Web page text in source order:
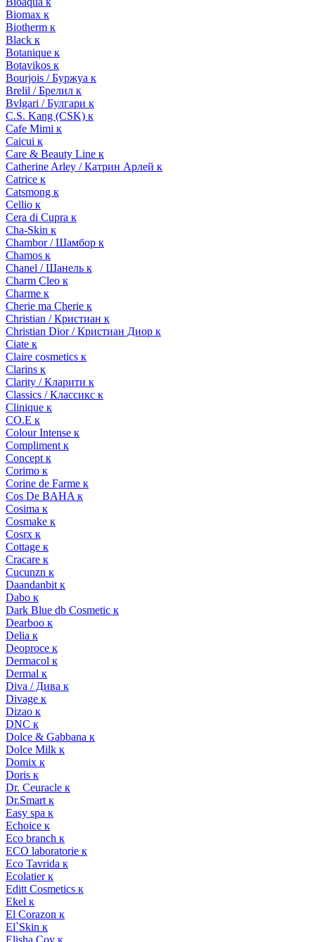
Biomax к
Biotherm к
Black к
Botanique к
Botavikos к
Bourjois / Буржуа к
Brelil / Брелил к
Bvlgari / Булгари к
C.S. Kang (CSK) к
Cafe Mimi к
Caicui к
Care & Beauty Line к
Catherine Arley / Катрин Арлей к
Catrice к
Catsmong к
Cellio к
Cera di Cupra к
Cha-Skin к
Chambor / Шамбор к
Chamos к
Chanel / Шанель к
Charm Cleo к
Charme к
Cherie ma Cherie к
Christian / Кристиан к
Christian Dior / Кристиан Диор к
Ciate к
Claire cosmetics к
Clarins к
Clarity / Кларити к
Classics / Классикс к
Clinique к
CO.E к
Colour Intense к
Compliment к
Concept к
Corimo к
Corine de Farme к
Cos De BAHA к
Cosima к
Cosmake к
Cosrx к
Cottage к
Cracare к
Cucunzn к
Daandanbit к
Dabo к
Dark Blue db Cosmetic к
Dearboo к
Delia к
Deoproce к
Dermacol к
Dermal к
Diva / Дива к
Divage к
Dizao к
DNC к
Dolce & Gabbana к
Dolce Milk к
Domix к
Doris к
Dr. Ceuracle к
Dr.Smart к
Easy spa к
Echoice к
Eco branch к
ECO laboratorie к
Eco Tavrida к
Ecolatier к
Editt Cosmetics к
Ekel к
El Corazon к
El`Skin к